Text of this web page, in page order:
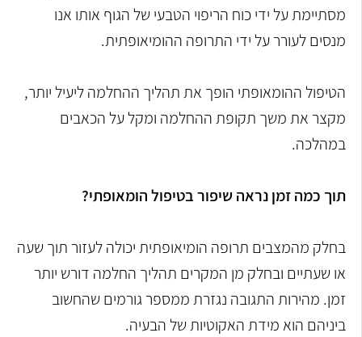
מסתיימת על ידי כוח הריפוי הטבעי של הגוף אותו אנו
מנסים לעורר על ידי התרופה ההומיאופתית.
הטיפול ההומאופתי הופך את תהליך ההחלמה ליעיל יותר,
מקצר את משך תקופת ההחלמה ומקל על הכאבים
במהלכה.
תוך כמה זמן נראה שיפור בטיפול הומאופתי?
בחלק מהמצבים תרופה הומיאופתית יכולה לעזור תוך שעה
או שעתיים ובחלק מן המקרים תהליך החלמה דורש יותר
זמן. מהירות התגובה נגזרת ממספר גורמים שהחשוב
ביניהם הוא מידת האקוטיות של הבעיה.